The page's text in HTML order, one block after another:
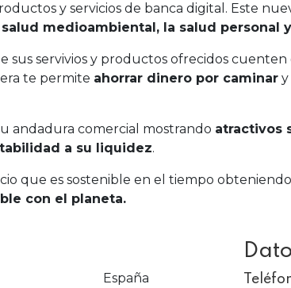
y servicios de banca digital. Este
salud medioambiental, la salud personal
sus servivios y productos ofrecidos
te permite ahorrar dinero por caminar
andadura comercial mostrando atractivos
a su liquidez.
que es sostenible en el tiempo
con el planeta.
España